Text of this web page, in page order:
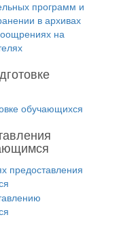
программ и
в архивах
на
обучающихся
предоставления